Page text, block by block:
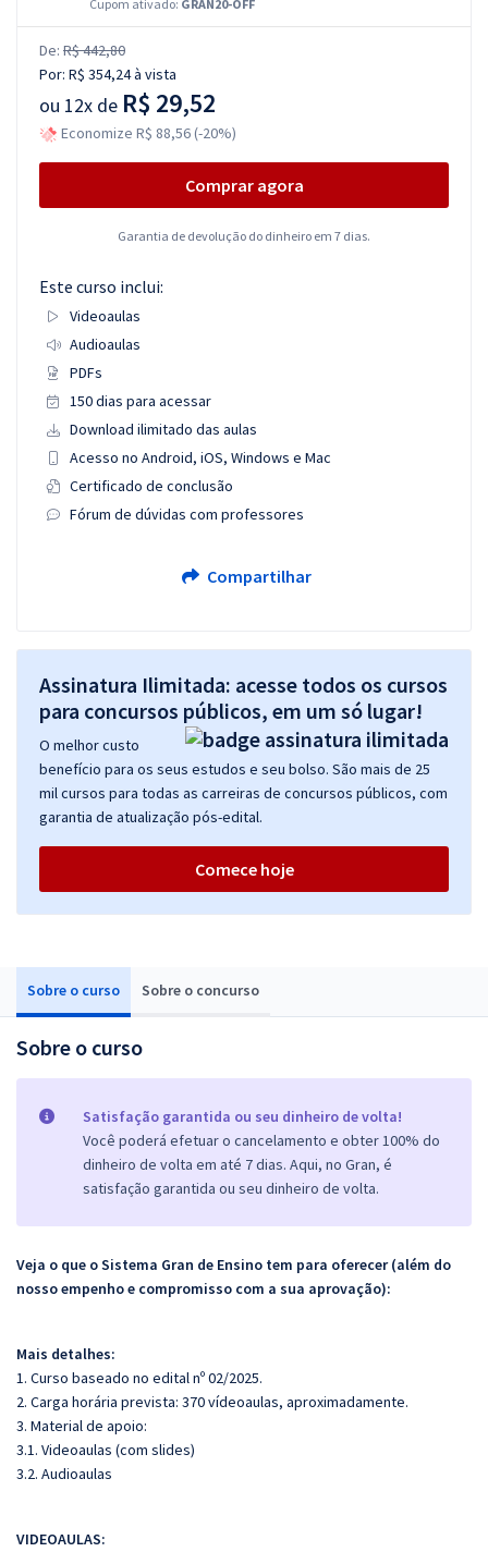
Sobre o curso Sobre o concurso
Sobre o curso
Satisfação garantida ou seu dinheiro de volta!
Você poderá efetuar o cancelamento e obter 100% do
dinheiro de volta em até 7 dias. Aqui, no Gran, é
satisfação garantida ou seu dinheiro de volta.
Veja o que o Sistema Gran de Ensino tem para oferecer (além do
nosso empenho e compromisso com a sua aprovação):
Mais detalhes:
1. Curso baseado no edital nº 02/2025.
2. Carga horária prevista: 370 vídeoaulas, aproximadamente.
3. Material de apoio:
3.1. Videoaulas (com slides)
3.2. Audioaulas
VIDEOAULAS:
Cupom ativado: GRAN20-OFF
De: R$ 442,80
Por: R$ 354,24à vista
ou 12x de R$ 29,52
Economize R$ 88,56 (-20%)
Comprar agora
Garantia de devolução do dinheiro em 7 dias.
Este curso inclui:
Videoaulas
Audioaulas
PDFs
150 dias para acessar
Download ilimitado das aulas
Acesso no Android, iOS, Windows e Mac
Certificado de conclusão
Fórum de dúvidas com professores
Compartilhar
Assinatura Ilimitada: acesse todos os cursos
para concursos públicos, em um só lugar!
O melhor custo
benefício para os seus estudos e seu bolso. São mais de 25
mil cursos para todas as carreiras de concursos públicos, com
garantia de atualização pós-edital.
Comece hoje